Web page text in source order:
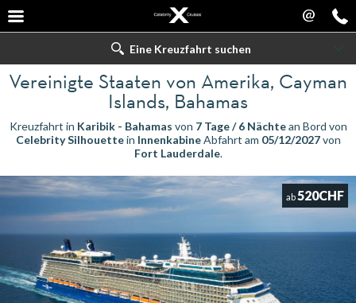
@
Eine Kreuzfahrt suchen
Vereinigte Staaten von Amerika, Cayman
Islands, Bahamas
Kreuzfahrt in Karibik - Bahamas von 7 Tage / 6 Nächtean Bord von
Celebrity Silhouettein InnenkabineAbfahrt am 05/12/2027von
Fort Lauderdale.
ab520CHF